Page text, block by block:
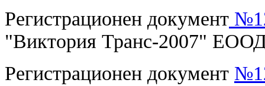
Регистрационен документ
"Виктория Транс-2007"
Регистрационен документ